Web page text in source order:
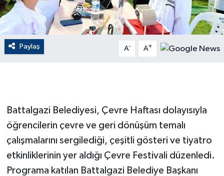
Paylaş A- A+
Battalgazi Belediyesi, Çevre Haftası dolayısıyla
öğrencilerin çevre ve geri dönüşüm temalı
çalışmalarını sergilediği, çeşitli gösteri ve tiyatro
etkinliklerinin yer aldığı Çevre Festivali düzenledi.
Programa katılan Battalgazi Belediye Başkanı
Finans
Flaş Haber
GÜNDEM
Güvenlik
HABERDE İNSAN